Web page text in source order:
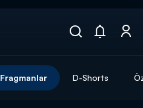
Fragmanlar D-Shorts